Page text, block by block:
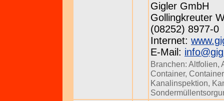
Gigler GmbH
Gollingkreuter
(08252) 8977-0
Internet:
E-Mail:
Branchen: Altfolien,
Container,
Kanalinspektion,